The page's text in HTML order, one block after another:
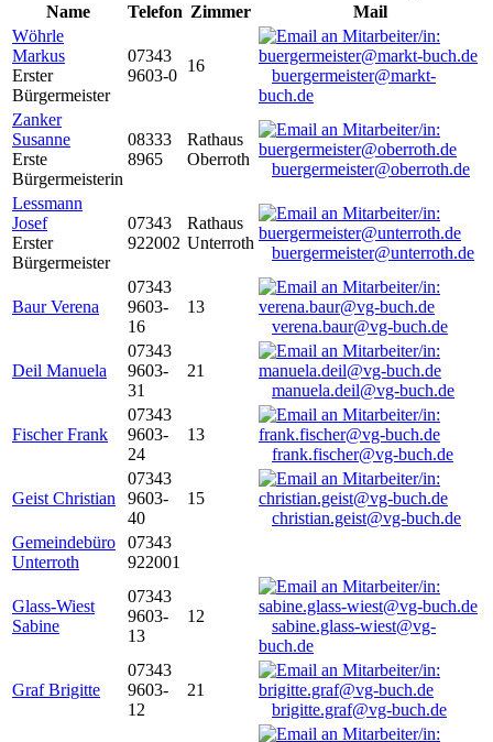
Name
Telefon Zimmer
Mail
Wöhrle
Markus
Erster
Bürgermeister
07343
9603-0
16
buergermeister@markt-
buch.de
Zanker
Susanne
Erste
Bürgermeisterin
08333
8965
Rathaus
Oberroth
buergermeister@oberroth.de
Lessmann
Josef
Erster
Bürgermeister
07343
922002
Rathaus
Unterroth
buergermeister@unterroth.de
Baur Verena
07343
9603-
16
13
verena.baur@vg-buch.de
Deil Manuela
07343
9603-
31
21
manuela.deil@vg-buch.de
Fischer Frank
07343
9603-
24
13
frank.fischer@vg-buch.de
Geist Christian
07343
9603-
40
15
christian.geist@vg-buch.de
Gemeindebüro
Unterroth
07343
922001
Glass-Wiest
Sabine
07343
9603-
13
12
sabine.glass-wiest@vg-
buch.de
Graf Brigitte
07343
9603-
12
21
brigitte.graf@vg-buch.de